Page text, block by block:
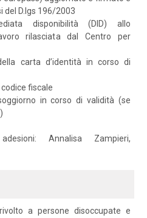
del D.lgs 196/2003
disponibilità (DID) allo
rilasciata dal Centro per
carta d’identità in corso di
fiscale
in corso di validità (se
Annalisa Zampieri,
a persone disoccupate e